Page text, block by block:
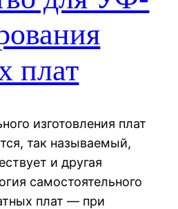
плат
изготовления плат
так называемый,
и другая
самостоятельного
плат — при